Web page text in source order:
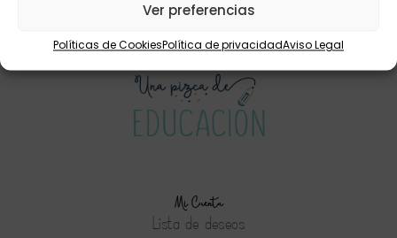
Ver preferencias
Políticas de CookiesPolítica de privacidadAviso Legal
Mi Cuenta
Lista de deseos